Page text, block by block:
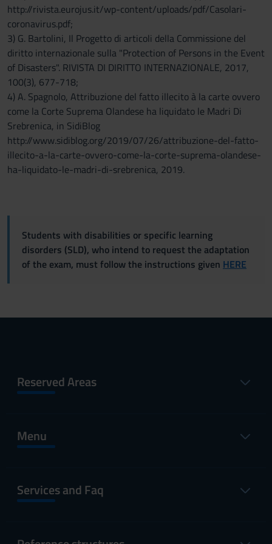
http://rivista.eurojus.it/wp-content/uploads/pdf/Casolari-
coronavirus.pdf;
3) G. Bartolini, Il Progetto di articoli della Commissione del
diritto internazionale sulla "Protection of Persons in the Event
of Disasters". RIVISTA DI DIRITTO INTERNAZIONALE, 2017,
100(3), 677-718;
4) A. Spagnolo, Attribuzione del fatto illecito à la carte ovvero
come la Corte Suprema Olandese ha liquidato le Madri Di
Srebrenica, in SidiBlog
http://www.sidiblog.org/2019/07/26/attribuzione-del-fatto-
illecito-a-la-carte-ovvero-come-la-corte-suprema-olandese-
ha-liquidato-le-madri-di-srebrenica, 2019.
Students with disabilities or specific learning
disorders (SLD), who intend to request the adaptation
of the exam, must follow the instructions given HERE
Reserved Areas
Menu
Services and Faq